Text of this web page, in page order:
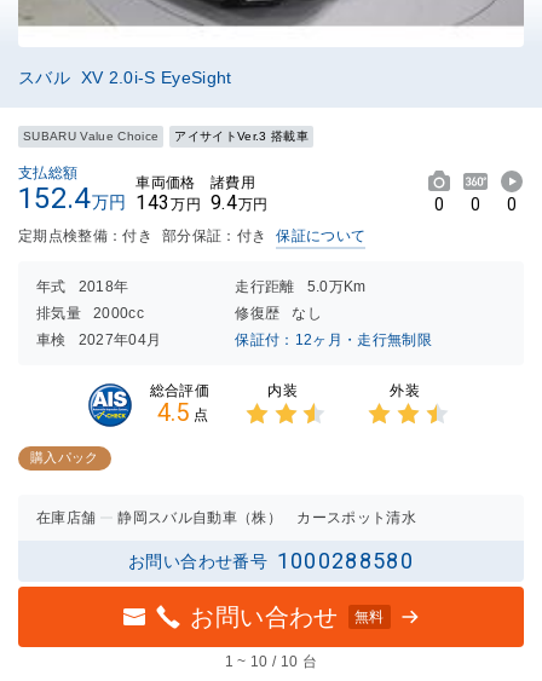
スバル XV 2.0i-S EyeSight
SUBARU Value Choice アイサイトVer.3 搭載車
支払総額
152.4万円
車両価格
143 万円
諸費用
9.4万円 0 0 0
定期点検整備：付き 部分保証：付き 保証について
年式 2018年 走行距離
5.0万Km
排気量
2000cc 修復歴
なし
車検
2027年04月 保証付：12ヶ月・走行無制限
総合評価
4.5 点
内装 外装
購入パック
在庫店舗 静岡スバル自動車（株） カースポット清水
お問い合わせ番号 1000288580
お問い合わせ 無料
1 ~ 10 / 10 台